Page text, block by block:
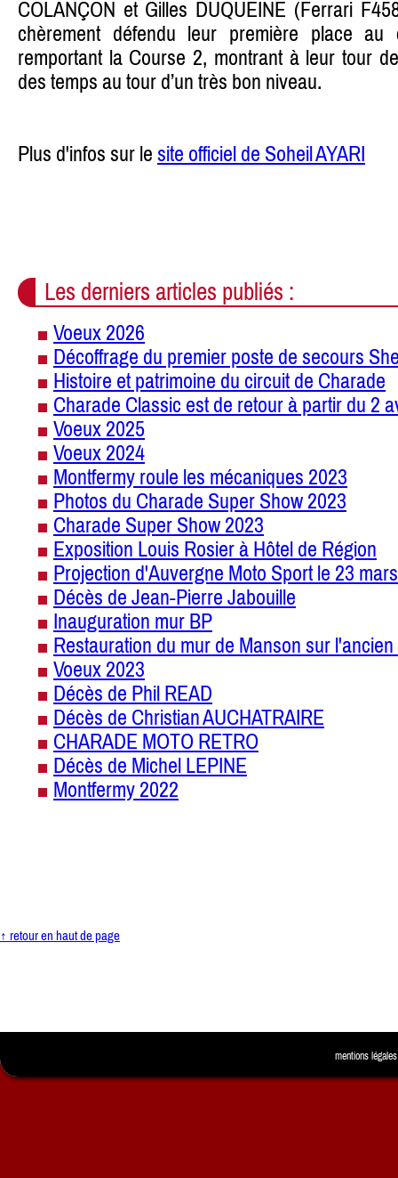
COLANÇON et Gilles DUQUEINE (Ferrari
chèrement défendu leur première place au
remportant la Course 2, montrant à leur tour
des temps au tour d’un très bon niveau.
Plus d'infos sur le site officiel de Soheil AYARI
Les derniers articles publiés :
Voeux 2026
Décoffrage du premier poste de secours
Histoire et patrimoine du circuit de Charade
Charade Classic est de retour à partir du 2
Voeux 2025
Voeux 2024
Montfermy roule les mécaniques 2023
Photos du Charade Super Show 2023
Charade Super Show 2023
Exposition Louis Rosier à Hôtel de Région
Projection d'Auvergne Moto Sport le 23 mars
Décès de Jean-Pierre Jabouille
Inauguration mur BP
Restauration du mur de Manson sur
Voeux 2023
Décès de Phil READ
Décès de Christian AUCHATRAIRE
CHARADE MOTO RETRO
Décès de Michel LEPINE
Montfermy 2022
↑ retour en haut de page
mentions légales